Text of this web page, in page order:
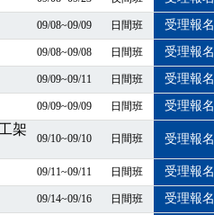
課及測驗時間將另行通知
正確性！
補課及測驗時間將另行通知
困難！快來祐昕學院官網看看吧！
09/08~09/09 日間班 受理報名
09/08~09/08 日間班 受理報名
09/09~09/11 日間班 受理報名
09/09~09/09 日間班 受理報名
架
09/10~09/10 日間班 受理報名
09/11~09/11 日間班 受理報名
09/14~09/16 日間班 受理報名